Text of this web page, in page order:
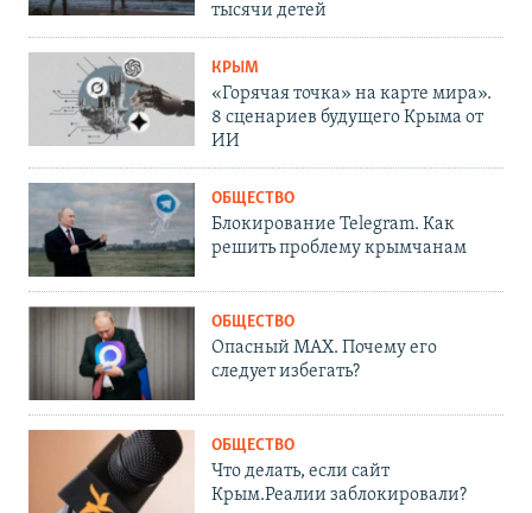
тысячи детей
КРЫМ
«Горячая точка» на карте мира».
8 сценариев будущего Крыма от
ИИ
ОБЩЕСТВО
Блокирование Telegram. Как
решить проблему крымчанам
ОБЩЕСТВО
Опасный MAX. Почему его
следует избегать?
ОБЩЕСТВО
Что делать, если сайт
Крым.Реалии заблокировали?